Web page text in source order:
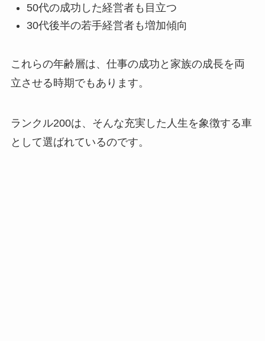
50代の成功した経営者も目立つ
30代後半の若手経営者も増加傾向
これらの年齢層は、仕事の成功と家族の成長を両
立させる時期でもあります。
ランクル200は、そんな充実した人生を象徴する車
として選ばれているのです。